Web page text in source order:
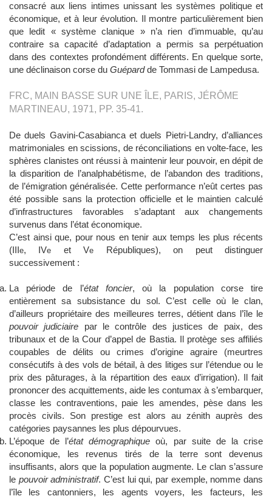
consacré aux liens intimes unissant les systèmes politique et
économique, et à leur évolution. Il montre particulièrement bien
que ledit « système clanique » n’a rien d’immuable, qu’au
contraire sa capacité d’adaptation a permis sa perpétuation
dans des contextes profondément différents. En quelque sorte,
une déclinaison corse du Guépardde Tommasi de Lampedusa.
​FRC, MAIN BASSE SUR UNE ÎLE, PARIS, JÉRÔME
MARTINEAU, 1971, PP. 35-41.
De duels Gavini-Casabianca et duels Pietri-Landry, d’alliances
matrimoniales en scissions, de réconciliations en volte-face, les
sphères clanistes ont réussi à maintenir leur pouvoir, en dépit de
la disparition de l’analphabétisme, de l’abandon des traditions,
de l’émigration généralisée. Cette performance n’eût certes pas
été possible sans la protection officielle et le maintien calculé
d’infrastructures favorables s’adaptant aux changements
survenus dans l’état économique.
C’est ainsi que, pour nous en tenir aux temps les plus récents
(IIIe, IVe et Ve Républiques), on peut distinguer
successivement :
La période de l’état foncier, où la population corse tire
entièrement sa subsistance du sol. C’est celle où le clan,
d’ailleurs propriétaire des meilleures terres, détient dans l’île le
pouvoir judiciaire par le contrôle des justices de paix, des
tribunaux et de la Cour d’appel de Bastia. Il protège ses affiliés
coupables de délits ou crimes d’origine agraire (meurtres
consécutifs à des vols de bétail, à des litiges sur l’étendue ou le
prix des pâturages, à la répartition des eaux d’irrigation). Il fait
prononcer des acquittements, aide les contumax à s’embarquer,
classe les contraventions, paie les amendes, pèse dans les
procès civils. Son prestige est alors au zénith auprès des
catégories paysannes les plus dépourvues.
L’époque de l’état démographiqueoù, par suite de la crise
économique, les revenus tirés de la terre sont devenus
insuffisants, alors que la population augmente. Le clan s’assure
le pouvoir administratif. C’est lui qui, par exemple, nomme dans
l’île les cantonniers, les agents voyers, les facteurs, les